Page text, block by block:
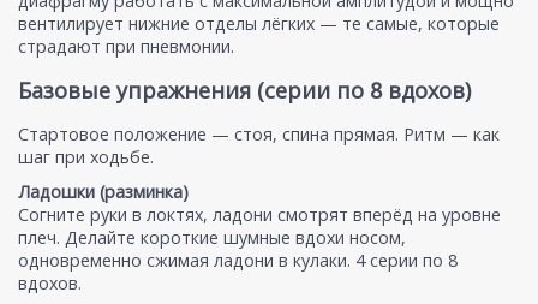
вентилирует нижние отделы лёгких — те самые, которые
страдают при пневмонии.
Базовые упражнения (серии по 8 вдохов)
Стартовое положение — стоя, спина прямая. Ритм — как
шаг при ходьбе.
Ладошки (разминка)
Согните руки в локтях, ладони смотрят вперёд на уровне
плеч. Делайте короткие шумные вдохи носом,
одновременно сжимая ладони в кулаки. 4 серии по 8
вдохов.